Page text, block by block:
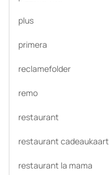
plus
primera
reclamefolder
remo
restaurant
restaurant cadeaukaart
restaurant la mama